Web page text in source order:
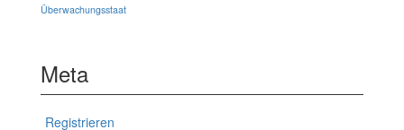
Überwachungsstaat
Meta
Registrieren